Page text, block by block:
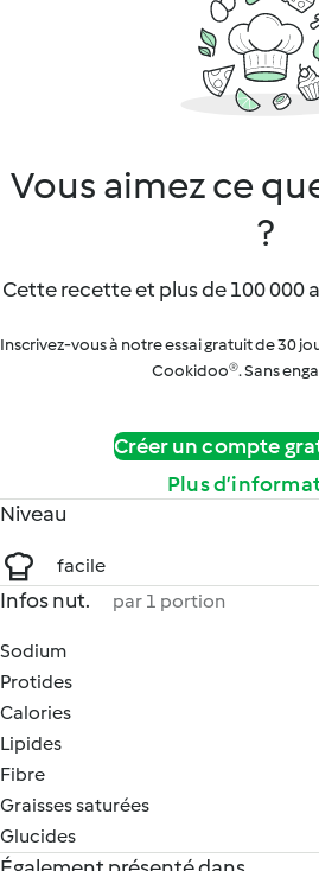
Vous aimez ce
?
Cette recette et plus de 100 000
Inscrivez-vous à notre essai gratuit de 30
Cookidoo®. Sans
Créer un compte
Plus
Niveau
facile
Infos nut. par 1 portion
Sodium
Protides
Calories
Lipides
Fibre
Graisses saturées
Glucides